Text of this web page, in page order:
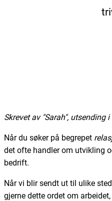
Skrevet av "Sarah", utsending
Når du søker på begrepet
det ofte handler om utvikling
bedrift.
Når vi blir sendt ut til ulike
gjerne dette ordet om